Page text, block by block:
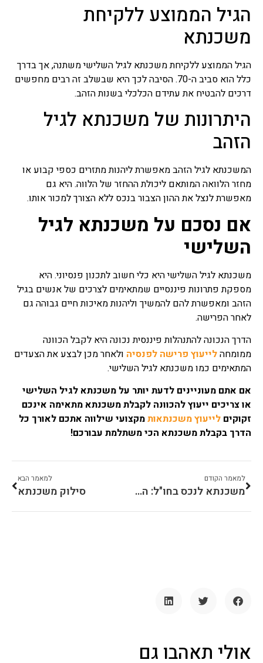
הגיל הממוצע ללקיחת
משכנתא
הגיל הממוצע ללקיחת משכנתא לגיל השלישי משתנה, אך בדרך
כלל הוא סביב ה-70. הסיבה לכך היא שבשלב זה רבים מחפשים
דרכים להבטיח את עתידם הכלכלי בשנות הזהב.
היתרונות של משכנתא לגיל
הזהב
המשכנתא לגיל הזהב מאפשרת ליהנות מתזרים כספי קבוע או
מחזר הלוואה המותאם ליכולת ההחזר של הלווה. היא גם
מאפשרת לנצל את ההון הצבור בנכס ללא הצורך למכור אותו.
אם נסכם על משכנתא לגיל
השלישי
משכנתא לגיל השלישי היא כלי חשוב לתכנון פנסיוני. היא
מספקת פתרונות פיננסיים שמתאימים לצרכים של אנשים בגיל
הזהב ומאפשרת להם להמשיך וליהנות מאיכות חיים גבוהה גם
לאחר הפרישה.
הדרך הנכונה להתנהלות פיננסית נכונה היא לקבל הכוונה
ממומחהלייעוץ פרישה לפנסיה ולאחר מכן לבצע את הצעדים
המתאימים כמו משכנתא לגיל השלישי.
אם אתם מעוניינים לדעת יותר על משכנתא לגיל השלישי
או צריכים ייעוץ להכוונה לקבלת משכנתא מתאימה אינכם
זקוקים לייעוץ משכנתאותמקצועי שילווה אתכם לאורך כל
הדרך בקבלת משכנתא הכי משתלמת עבורכם!
למאמר הקודם
משכנתא לנכס בחו"ל: הדרך לרכוש נדל"ן מעבר לים
למאמר הבא
סילוק משכנתא
אולי תאהבו גם